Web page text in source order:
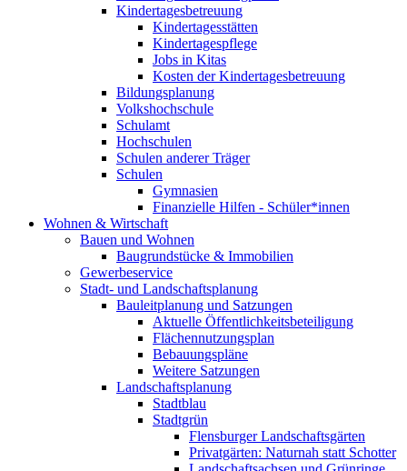
Kindertagesbetreuung
Kindertagesstätten
Kindertagespflege
Jobs in Kitas
Kosten der Kindertagesbetreuung
Bildungsplanung
Volkshochschule
Schulamt
Hochschulen
Schulen anderer Träger
Schulen
Gymnasien
Finanzielle Hilfen - Schüler*innen
Wohnen & Wirtschaft
Bauen und Wohnen
Baugrundstücke & Immobilien
Gewerbeservice
Stadt- und Landschaftsplanung
Bauleitplanung und Satzungen
Aktuelle Öffentlichkeitsbeteiligung
Flächennutzungsplan
Bebauungspläne
Weitere Satzungen
Landschaftsplanung
Stadtblau
Stadtgrün
Flensburger Landschaftsgärten
Privatgärten: Naturnah statt Schotter